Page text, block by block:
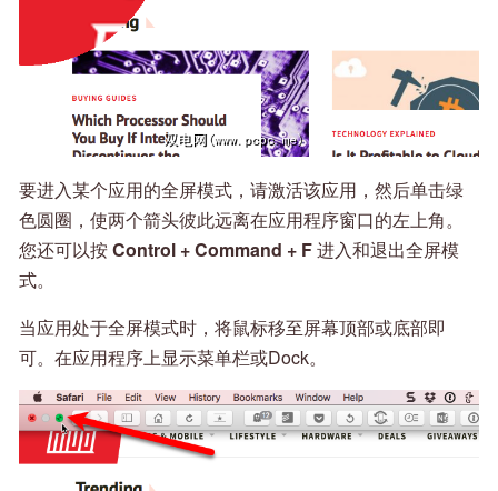
要进入某个应用的全屏模式，请激活该应用，然后单击绿
色圆圈，使两个箭头彼此远离在应用程序窗口的左上角。
您还可以按Control + Command + F进入和退出全屏模
式。
当应用处于全屏模式时，将鼠标移至屏幕顶部或底部即
可。在应用程序上显示菜单栏或Dock。